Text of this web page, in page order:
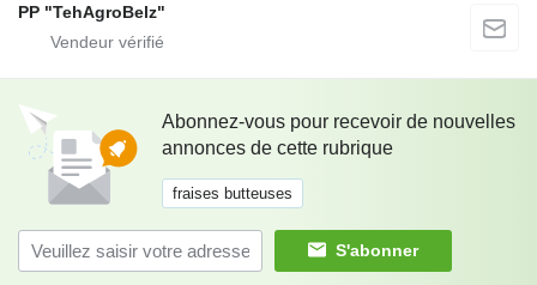
PP "TehAgroBelz"
Abonnez-vous pour recevoir de nouvelles
annonces de cette rubrique
fraises butteuses
S'abonner